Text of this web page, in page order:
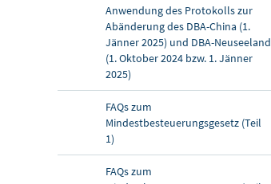
Anwendung des Protokolls zur
Abänderung des DBA-China (1.
Jänner 2025) und DBA-Neuseeland
(1. Oktober 2024 bzw. 1. Jänner
2025)
FAQs zum
Mindestbesteuerungsgesetz (Teil
1)
FAQs zum